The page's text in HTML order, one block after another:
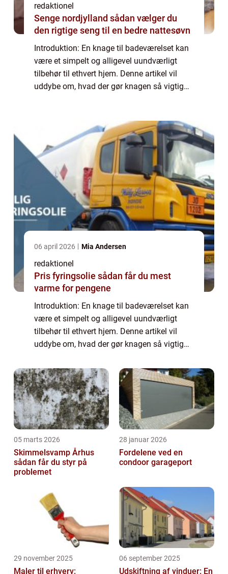
redaktionel
Senge nordjylland sådan vælger du
den rigtige seng til en bedre nattesøvn
Introduktion: En knage til badeværelset kan
være et simpelt og alligevel uundværligt
tilbehør til ethvert hjem. Denne artikel vil
uddybe om, hvad der gør knagen så vigtig
06 april 2026 Mia Andersen
redaktionel
Pris fyringsolie sådan får du mest
varme for pengene
Introduktion: En knage til badeværelset kan
være et simpelt og alligevel uundværligt
tilbehør til ethvert hjem. Denne artikel vil
uddybe om, hvad der gør knagen så vigtig
en historisk gennemgang af dens ...
05 marts 2026
Skimmelsvamp Århus
sådan får du styr på
problemet
28 januar 2026
Fordelene ved en
condoor garageport
29 november 2025
Maler til erhverv:
06 september 2025
Udskiftning af vinduer: En